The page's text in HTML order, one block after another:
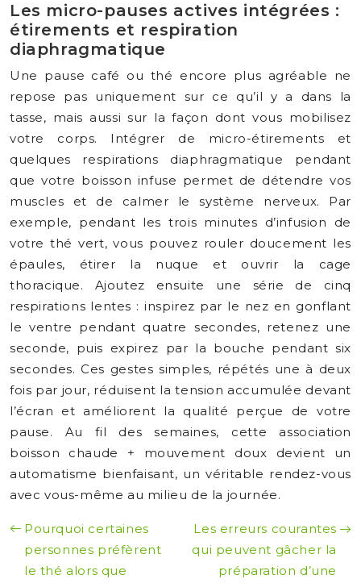
Les micro-pauses actives intégrées :
étirements et respiration
diaphragmatique
Une pause café ou thé encore plus agréable ne
repose pas uniquement sur ce qu’il y a dans la
tasse, mais aussi sur la façon dont vous mobilisez
votre corps. Intégrer de micro-étirements et
quelques respirations diaphragmatique pendant
que votre boisson infuse permet de détendre vos
muscles et de calmer le système nerveux. Par
exemple, pendant les trois minutes d’infusion de
votre thé vert, vous pouvez rouler doucement les
épaules, étirer la nuque et ouvrir la cage
thoracique. Ajoutez ensuite une série de cinq
respirations lentes : inspirez par le nez en gonflant
le ventre pendant quatre secondes, retenez une
seconde, puis expirez par la bouche pendant six
secondes. Ces gestes simples, répétés une à deux
fois par jour, réduisent la tension accumulée devant
l’écran et améliorent la qualité perçue de votre
pause. Au fil des semaines, cette association
boisson chaude + mouvement doux devient un
automatisme bienfaisant, un véritable rendez-vous
avec vous-même au milieu de la journée.
Pourquoi certaines
personnes préfèrent
le thé alors que
Les erreurs courantes
qui peuvent gâcher la
préparation d’une